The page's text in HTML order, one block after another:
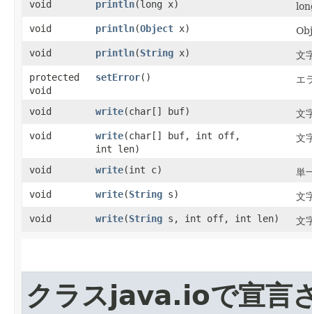
void
println​(long x)
void
println​(Object x)
void
println​(String x)
文
protected
void
setError() エ
void write​(char[] buf)
文
void
write​(char[] buf, int off,
int len)
文
void write​(int c)
単
void
write​(String s)
文
void
write​(String s, int off, int len) 文
クラスjava.ioで宣言